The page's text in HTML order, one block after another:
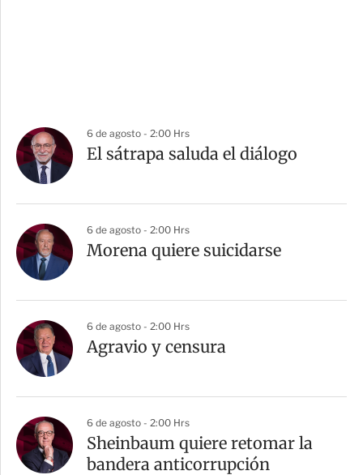
6 de agosto - 2:00 Hrs
El sátrapa saluda el diálogo
6 de agosto - 2:00 Hrs
Morena quiere suicidarse
6 de agosto - 2:00 Hrs
Agravio y censura
6 de agosto - 2:00 Hrs
Sheinbaum quiere retomar la
bandera anticorrupción